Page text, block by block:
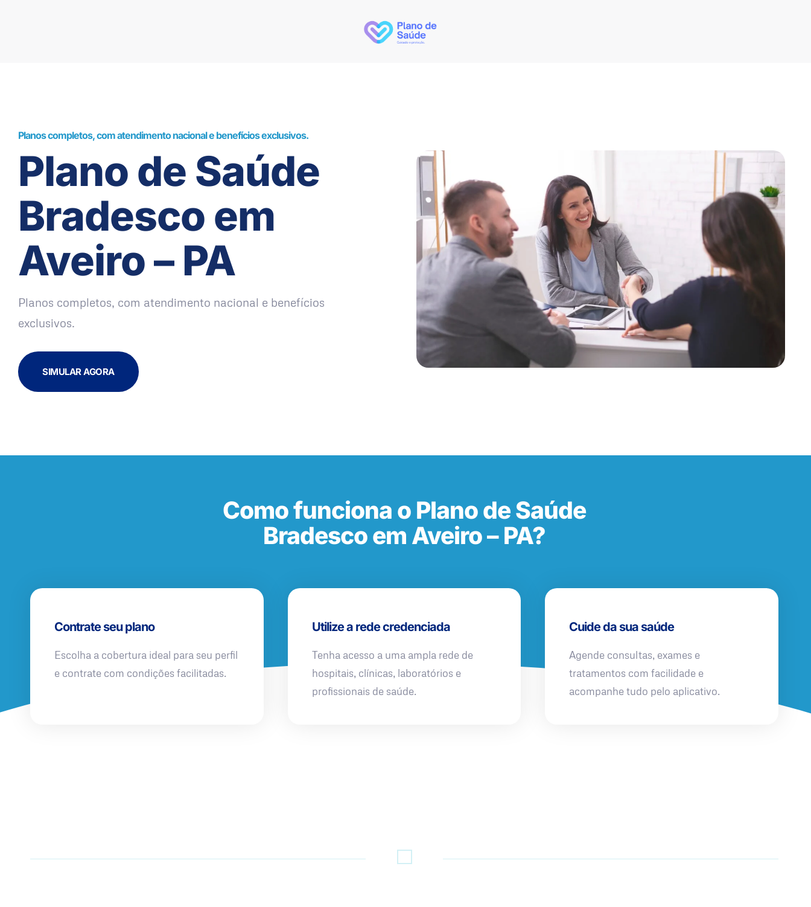
Planos completos, com atendimento nacional e benefícios exclusivos.
Plano de Saúde
Bradesco em
Aveiro – PA
Planos completos, com atendimento nacional e benefícios
exclusivos.
SIMULAR AGORA
Como funciona o Plano de Saúde
Bradesco em Aveiro – PA?
Contrate seu plano
Escolha a cobertura ideal para seu perfil
e contrate com condições facilitadas.
Utilize a rede credenciada
Tenha acesso a uma ampla rede de
hospitais, clínicas, laboratórios e
profissionais de saúde.
Cuide da sua saúde
Agende consultas, exames e
tratamentos com facilidade e
acompanhe tudo pelo aplicativo.